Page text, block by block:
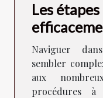
Les
juridique
Naviguer
sembler
aux
procédures